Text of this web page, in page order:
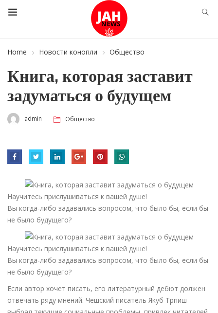
Home Новости конопли Общество
Книга, которая заставит
задуматься о будущем
admin Общество
Научитесь прислушиваться к вашей душе!
Вы когда-либо задавались вопросом, что было бы, если бы
не было будущего?
Научитесь прислушиваться к вашей душе!
Вы когда-либо задавались вопросом, что было бы, если бы
не было будущего?
Если автор хочет писать, его литературный дебют должен
отвечать ряду мнений. Чешский писатель Якуб Трпиш